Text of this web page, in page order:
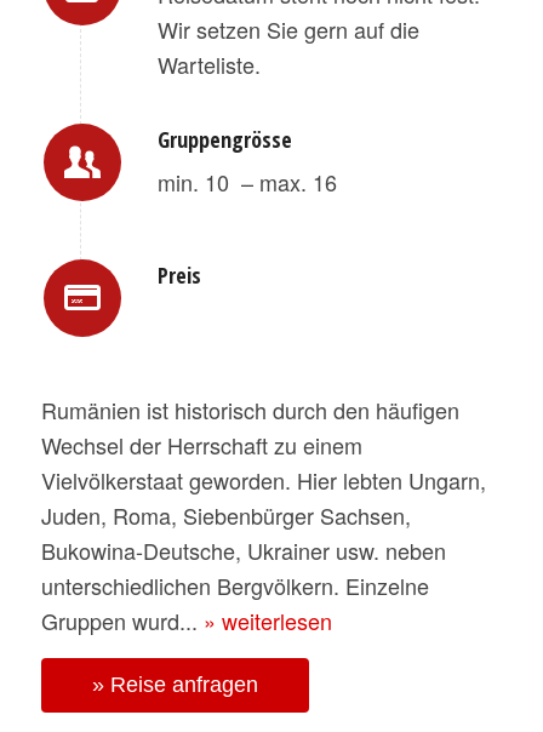
Wir setzen Sie gern auf die
Warteliste.
Gruppengrösse
min. 10 – max. 16
Preis
Rumänien ist historisch durch den häufigen
Wechsel der Herrschaft zu einem
Vielvölkerstaat geworden. Hier lebten Ungarn,
Juden, Roma, Siebenbürger Sachsen,
Bukowina-Deutsche, Ukrainer usw. neben
unterschiedlichen Bergvölkern. Einzelne
Gruppen wurd... » weiterlesen
» Reise anfragen